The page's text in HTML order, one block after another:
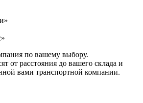
по вашему выбору.
от расстояния до вашего склада и
вами транспортной компании.